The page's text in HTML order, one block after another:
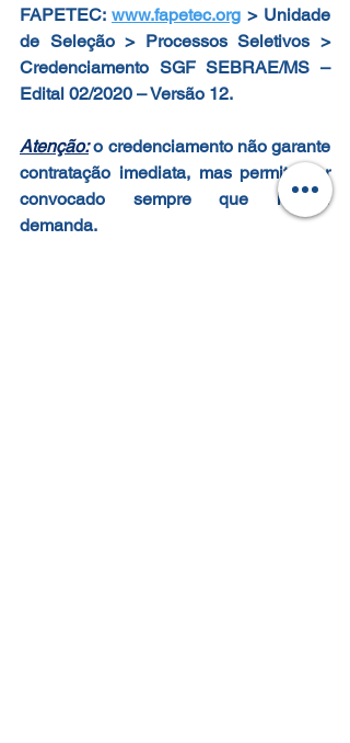
FAPETEC: www.fapetec.org > Unidade
de Seleção > Processos Seletivos >
Credenciamento SGF SEBRAE/MS –
Edital 02/2020 – Versão 12.
Atenção: o credenciamento não garante
contratação imediata, mas permite ser
convocado sempre que houver
demanda.